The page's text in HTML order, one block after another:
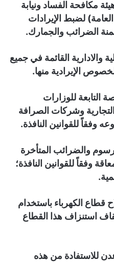
مكافحة الفساد ونيابة
لضبط الإيرادات
الضرائب والجمارك.
والادارية القائمة في جميع
الإيرادية منها.
التابعة للوزارات
وشركات الصرافة
وفقاً للقوانين النافذة.
والضرائب المتأخرة
وفقاً للقوانين النافذة؛
قطاع الكهرباء باستخدام
استنزاف هذا القطاع
للاستفادة من هذه